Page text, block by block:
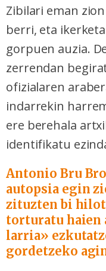
Zibilari eman
berri, eta
gorpuen auzia.
zerrendan
ofizialaren
indarrekin
ere berehala
identifikatu
Antonio Bru
autopsia egin
zituzten bi
torturatu haien
larria»
gordetzeko